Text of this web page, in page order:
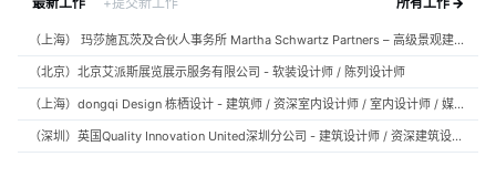
（上海） 玛莎施瓦茨及合伙人事务所 Martha Schwartz Partners – 高级景观建筑师 Senior Landscape Designer / 景观建筑师 Landscape Designer
（北京）北京艾派斯展览展示服务有限公司 - 软装设计师 / 陈列设计师
（上海）dongqi Design 栋栖设计 - 建筑师 / 资深室内设计师 / 室内设计师 / 媒体及公共关系主管 / 设计实习生（常年招聘）
（深圳）英国Quality Innovation United深圳分公司 - 建筑设计师 / 资深建筑设计师 / 室内设计师 / 设计实习生